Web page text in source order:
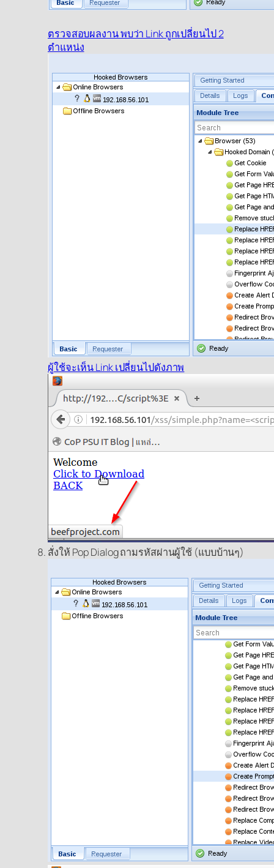
ตรวจสอบผลงาน พบว่า Link ถูกเปลี่ยนไป 2
ตำแหน่ง
ผู้ใช้จะเห็น Link เปลี่ยนไปดังภาพ
สั่งให้ Pop Dialog ถามรหัสผ่านผู้ใช้ (แบบบ้านๆ)